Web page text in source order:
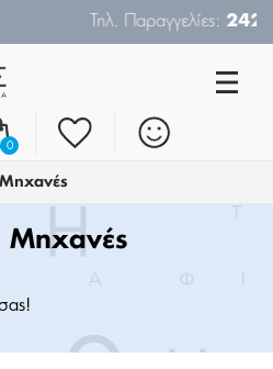
24210-26019
0
Μηχανές